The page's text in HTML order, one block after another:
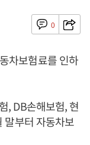
0
차보험료를 인하
, DB손해보험, 현
말부터 자동차보